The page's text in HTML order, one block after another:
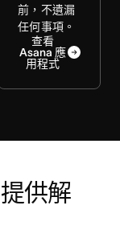
前，不遺漏
任何事項。
查看
Asana 應
用程式
供解